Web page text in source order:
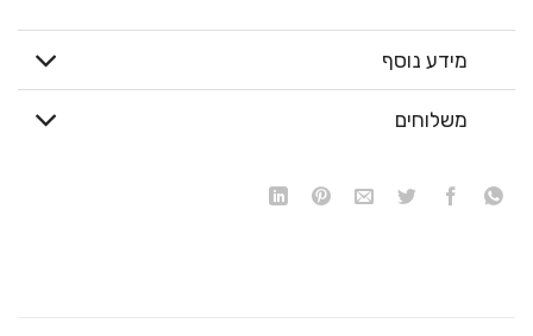
מידע נוסף
משלוחים